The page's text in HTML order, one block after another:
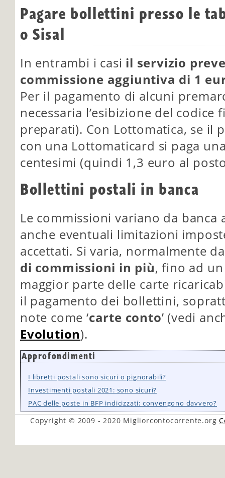
Pagare bollettini presso le
o Sisal
In entrambi i casi il servizio
commissione aggiuntiva di 1
Per il pagamento di alcuni
necessaria l’esibizione del codice
preparati). Con Lottomatica, se il
con una Lottomaticard si paga
centesimi (quindi 1,3 euro al
Bollettini postali in banca
Le commissioni variano da banca
anche eventuali limitazioni
accettati. Si varia, normalmente
di commissioni in più, fino ad
maggior parte delle carte
il pagamento dei bollettini,
note come ‘carte conto’ (vedi
Evolution).
Approfondimenti
I libretti postali sono sicuri o pignorabili?
Investimenti postali 2021: sono sicuri?
PAC delle poste in BFP indicizzati: convengono davvero?
Copyright © 2009 - 2020 Migliorcontocorrente.org